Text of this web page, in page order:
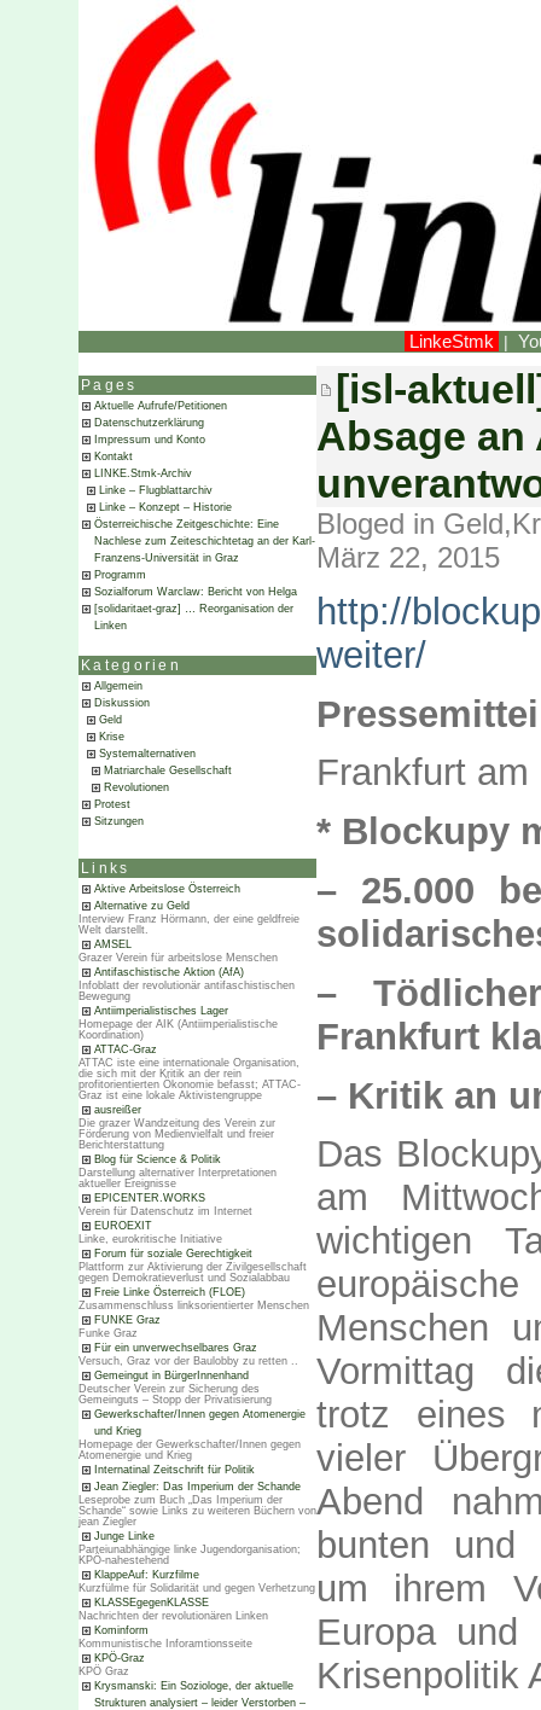
LinkeStmk |
Pages
Aktuelle Aufrufe/Petitionen
Datenschutzerklärung
Impressum und Konto
Kontakt
LINKE.Stmk-Archiv
Linke – Flugblattarchiv
Linke – Konzept – Historie
Österreichische Zeitgeschichte: Eine
Nachlese zum Zeiteschichtetag an der Karl-
Franzens-Universität in Graz
Programm
Sozialforum Warclaw: Bericht von Helga
[solidaritaet-graz] … Reorganisation der
Linken
Kategorien
Allgemein
Diskussion
Geld
Krise
Systemalternativen
Matriarchale Gesellschaft
Revolutionen
Protest
Sitzungen
Links
Aktive Arbeitslose Österreich
Alternative zu Geld
Interview Franz Hörmann, der eine geldfreie
Welt darstellt.
AMSEL
Grazer Verein für arbeitslose Menschen
Antifaschistische Aktion (AfA)
Infoblatt der revolutionär antifaschistischen
Bewegung
Antiimperialistisches Lager
Homepage der AIK (Antiimperialistische
Koordination)
ATTAC-Graz
ATTAC iste eine internationale Organisation,
die sich mit der Kritik an der rein
profitorientierten Ökonomie befasst; ATTAC-
Graz ist eine lokale Aktivistengruppe
ausreißer
Die grazer Wandzeitung des Verein zur
Förderung von Medienvielfalt und freier
Berichterstattung
Blog für Science & Politik
Darstellung alternativer Interpretationen
aktueller Ereignisse
EPICENTER.WORKS
Verein für Datenschutz im Internet
EUROEXIT
Linke, eurokritische Initiative
Forum für soziale Gerechtigkeit
Plattform zur Aktivierung der Zivilgesellschaft
gegen Demokratieverlust und Sozialabbau
Freie Linke Österreich (FLOE)
Zusammenschluss linksorientierter Menschen
FUNKE Graz
Funke Graz
Für ein unverwechselbares Graz
Versuch, Graz vor der Baulobby zu retten ..
Gemeingut in BürgerInnenhand
Deutscher Verein zur Sicherung des
Gemeinguts – Stopp der Privatisierung
Gewerkschafter/Innen gegen Atomenergie
und Krieg
Homepage der Gewerkschafter/Innen gegen
Atomenergie und Krieg
Internatinal Zeitschrift für Politik
Jean Ziegler: Das Imperium der Schande
Leseprobe zum Buch „Das Imperium der
Schande“ sowie Links zu weiteren Büchern von
jean Ziegler
Junge Linke
Parteiunabhängige linke Jugendorganisation;
KPÖ-nahestehend
KlappeAuf: Kurzfilme
Kurzfülme für Solidarität und gegen Verhetzung
KLASSEgegenKLASSE
Nachrichten der revolutionären Linken
Kominform
Kommunistische Inforamtionsseite
KPÖ-Graz
KPÖ Graz
Krysmanski: Ein Soziologe, der aktuelle
Strukturen analysiert – leider Verstorben –
[isl-
Absage
Bloged in Geld,
März 22, 2015
http://
weiter/
Frankfurt
* Blockupy
– 25.000
–
Frankfurt
– Kritik an
Das
am
wichtigen
Menschen
Vormittag
trotz eines
vieler
Abend
bunten und
um ihrem
Europa und
Krisenpolitik